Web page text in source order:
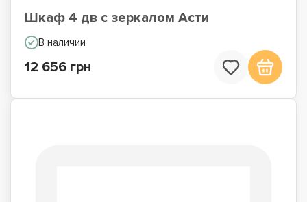
Шкаф 4 дв с зеркалом Асти
В наличии
12 656 грн